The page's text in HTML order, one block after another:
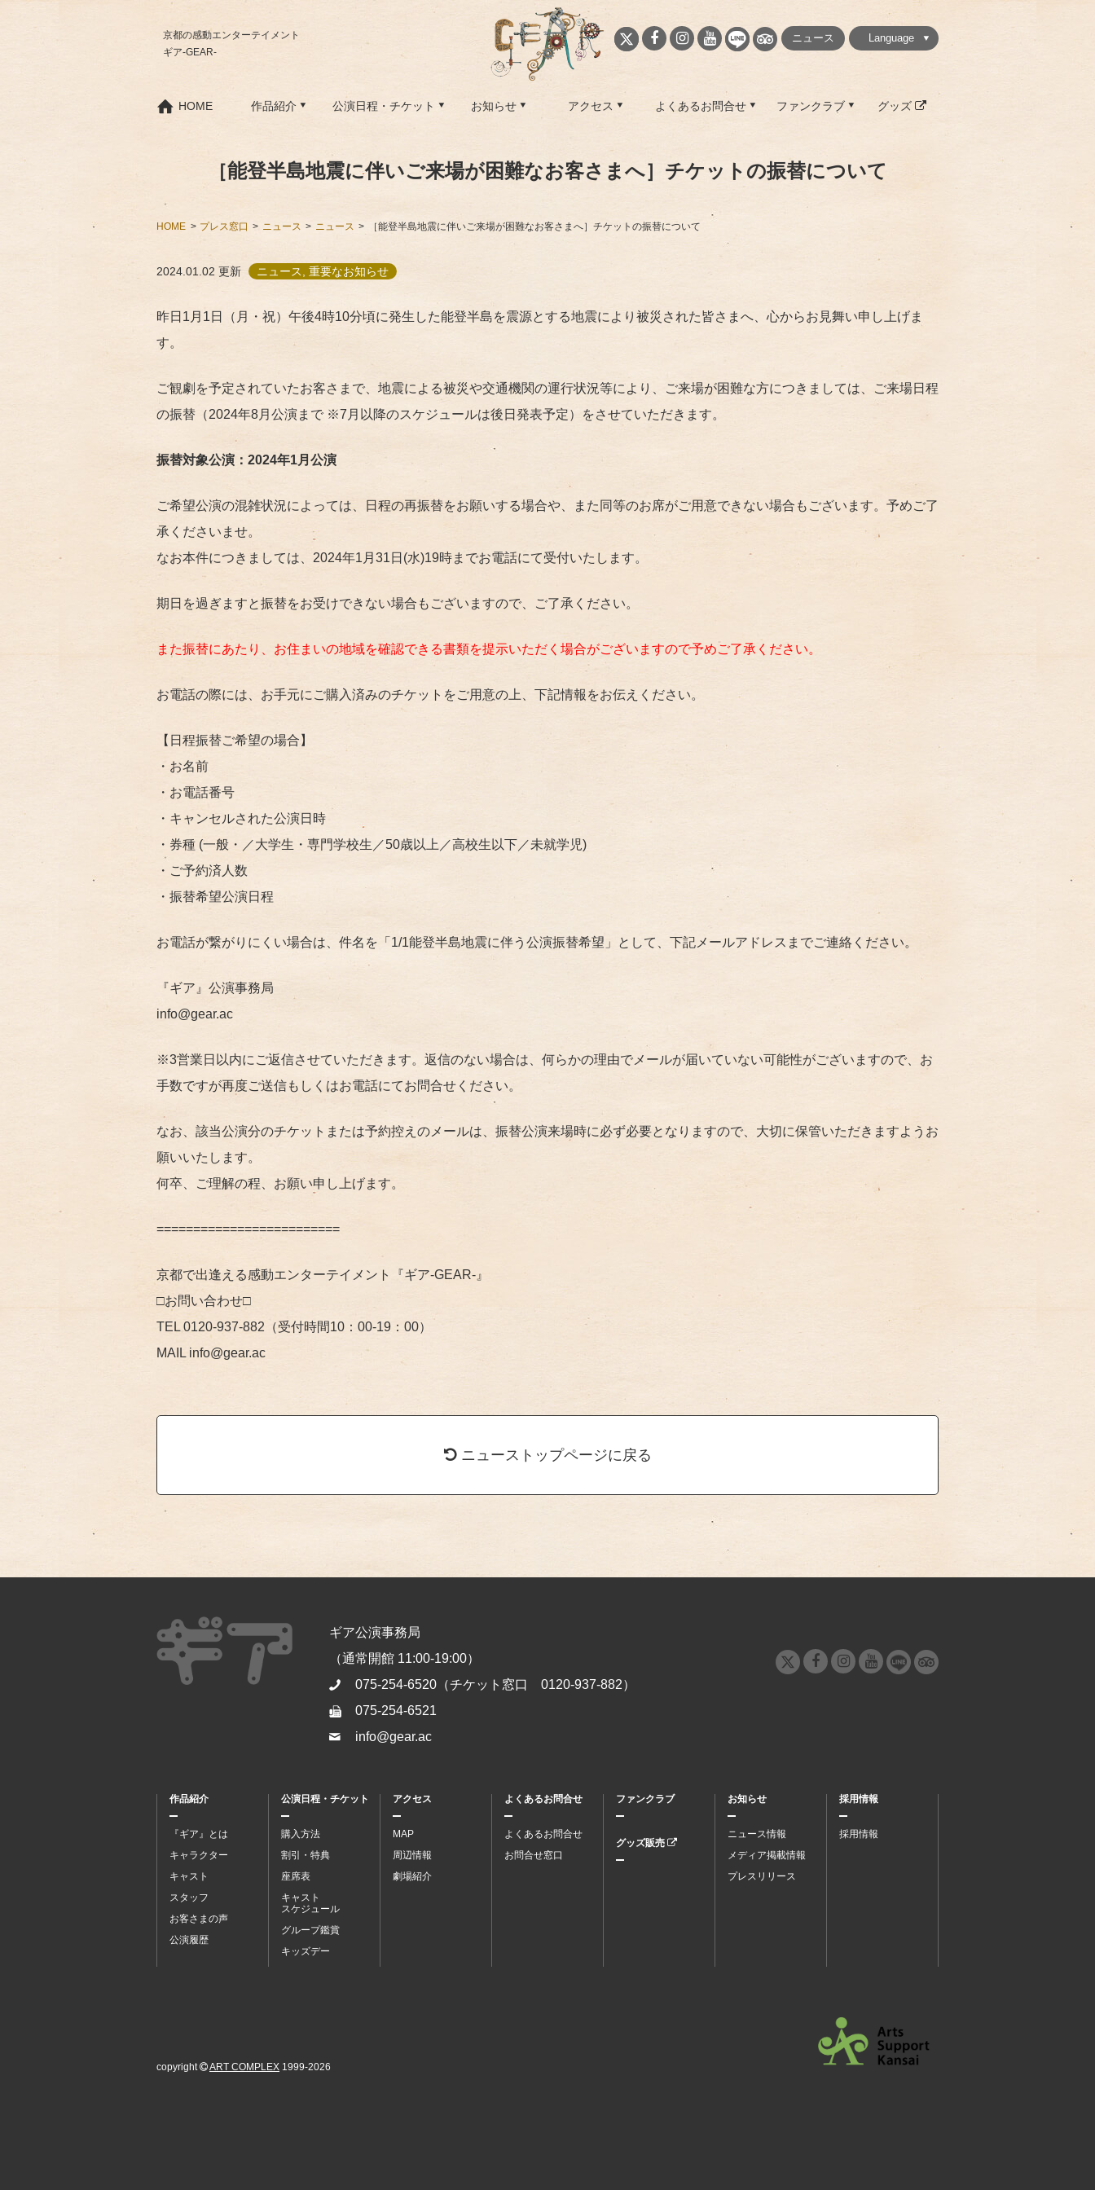
京都の感動エンターテイメント
ギア-GEAR-
ニュース
Language
HOME 作品紹介 公演日程・チケット お知らせ アクセス よくあるお問合せ ファンクラブ グッズ
［能登半島地震に伴いご来場が困難なお客さまへ］チケットの振替について
HOME プレス窓口 ニュース ニュース ［能登半島地震に伴いご来場が困難なお客さまへ］チケットの振替について
2024.01.02 更新 ニュース, 重要なお知らせ
昨日1月1日（月・祝）午後4時10分頃に発生した能登半島を震源とする地震により被災された皆さまへ、心からお見舞い申し上げま
す。
ご観劇を予定されていたお客さまで、地震による被災や交通機関の運行状況等により、ご来場が困難な方につきましては​、​ご来場日程
の振替（2024年8月公演まで ※7月以降のスケジュールは後日発表予定）をさせていただきます。
振替対象公演：2024年1月公演
ご希望公演の混雑状況によっては、日程の再振替をお願いする場合や、また同等のお席がご用意できない場合もございます。予めご了
承くださいませ。
なお本件につきましては、2024年1月31日(水)19時までお電話にて受付いたします。
期日を過ぎますと振替をお受けできない場合もございますので、ご了承ください。
また振替にあたり、お住まいの地域を確認できる書類を提示いただく場合がございますので予めご了承ください。
お電話の際には、お手元にご購入済みのチケットをご用意の上、下記情報をお伝えください。
【日程振替ご希望の場合】
・お名前
・​​お電話番号
・キャンセルされた公演日時
・券種 (一般・​／​大学生・専門学校生​／​50歳以上​／高校生以下／未就学児)
・ご予約済人数
・振替希望公演日程
お電話が繋がりにくい場合は、件名を「1/1能登半島地震に伴う公演振替希望」として、下記メールアドレスまでご連絡ください。
『ギア』公演事務局
info@gear.ac
※3営業日以内にご返信させていただきます。返信のない場合は、何らかの理由でメールが届いていない可能性がございますので、お
手数ですが再度ご送信もしくはお電話にてお問合せください。
なお、該当公演分のチケットまたは予約控えのメールは、振替公演来場時に必ず必要となりますので、大切に保管いただきますようお
願いいたします。
何卒、ご理解の程、お願い申し上げます。
=========================
京都で出逢える感動エンターテイメント『ギア-GEAR-』
□お問い合わせ□
TEL 0120-937-882（受付時間10：00-19：00）
MAIL info@gear.ac
ニューストップページに戻る
ギア公演事務局
（通常開館 11:00-19:00）
075-254-6520 （チケット窓口 0120-937-882）
075-254-6521
info@gear.ac
作品紹介
『ギア』とは
キャラクター
キャスト
スタッフ
お客さまの声
公演履歴
公演日程・チケット
購入方法
割引・特典
座席表
キャスト
スケジュール
グループ鑑賞
キッズデー
アクセス
MAP
周辺情報
劇場紹介
よくあるお問合せ
よくあるお問合せ
お問合せ窓口
ファンクラブ
グッズ販売
お知らせ
ニュース情報
メディア掲載情報
プレスリリース
採用情報
採用情報
copyright ART COMPLEX 1999-2026